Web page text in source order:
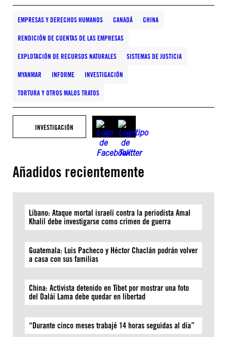
EMPRESAS Y DERECHOS HUMANOS CANADÁ CHINA
RENDICIÓN DE CUENTAS DE LAS EMPRESAS
EXPLOTACIÓN DE RECURSOS NATURALES SISTEMAS DE JUSTICIA
MYANMAR INFORME INVESTIGACIÓN
TORTURA Y OTROS MALOS TRATOS
INVESTIGACIÓN
Añadidos recientemente
Líbano: Ataque mortal israelí contra la periodista Amal
Khalil debe investigarse como crimen de guerra
Guatemala: Luis Pacheco y Héctor Chaclán podrán volver
a casa con sus familias
China: Activista detenido en Tíbet por mostrar una foto
del Dalái Lama debe quedar en libertad
“Durante cinco meses trabajé 14 horas seguidas al día”